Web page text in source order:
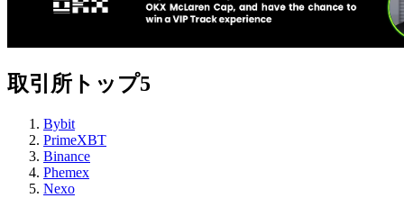
取引所トップ5
Bybit
PrimeXBT
Binance
Phemex
Nexo